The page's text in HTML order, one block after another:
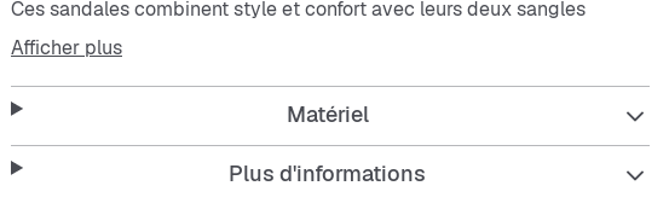
Ces sandales combinent style et confort avec leurs deux sangles
réglables à velcro et une bride de talon ajustable avec languette de
tirage. La partie avant ouverte laisse respirer tes pieds, tandis que la
semelle intérieure amortissante assure un confort optimal. La semelle
extérieure plateforme avec profil offre une bonne adhérence, le tout
dans un coloris noir élégant. L’intérieur est doublé d’un matériau doux
pour un porté agréable toute la journée.
Afficher plus
Matériel
Plus d'informations